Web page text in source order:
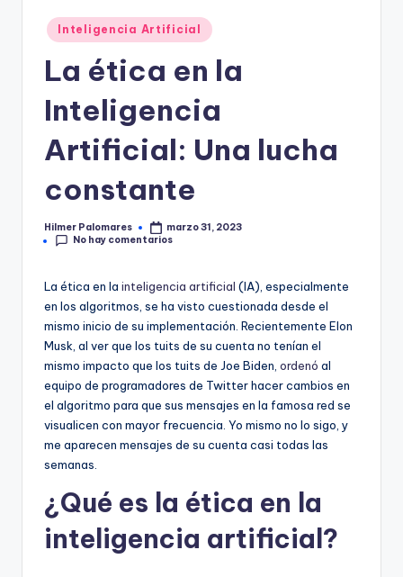
Publicado
en
Inteligencia Artificial
La ética en la
Inteligencia
Artificial: Una lucha
constante
Publicado
por
Hilmer Palomares
marzo 31, 2023
No hay comentarios
La ética en la inteligencia artificial (IA), especialmente
en los algoritmos, se ha visto cuestionada desde el
mismo inicio de su implementación. Recientemente Elon
Musk, al ver que los tuits de su cuenta no tenían el
mismo impacto que los tuits de Joe Biden, ordenó al
equipo de programadores de Twitter hacer cambios en
el algoritmo para que sus mensajes en la famosa red se
visualicen con mayor frecuencia. Yo mismo no lo sigo, y
me aparecen mensajes de su cuenta casi todas las
semanas.
¿Qué es la ética en la
inteligencia artificial?